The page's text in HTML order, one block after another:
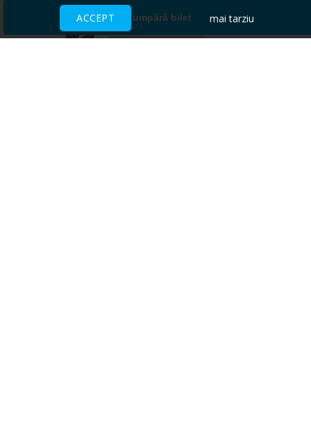
Cumpără bilet
Ai nevoie de ajutor?
ACCEPT mai tarziu